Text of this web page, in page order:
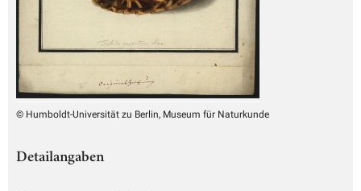
© Humboldt-Universität zu Berlin, Museum für Naturkunde
Detailangaben